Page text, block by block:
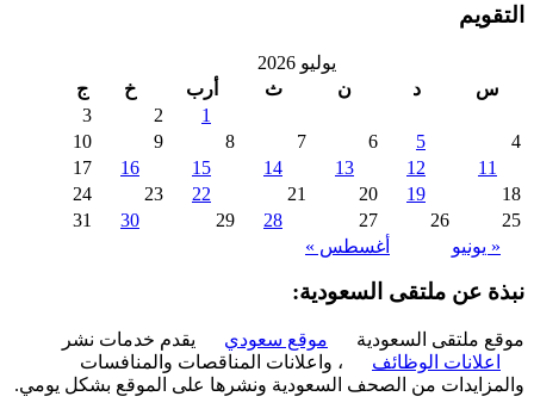
يوليو 2026
ج
17
20
23
29
31
يونيو
أغسطس »
عن ملتقى السعودية:
ملتقى السعودية موقع سعودي
يقدم خدمات نشر
الوظائف
، واعلانات المناقصات والمنافسات
من الصحف السعودية ونشرها على الموقع بشكل يومي.